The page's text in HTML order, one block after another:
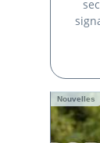
Nouvelles